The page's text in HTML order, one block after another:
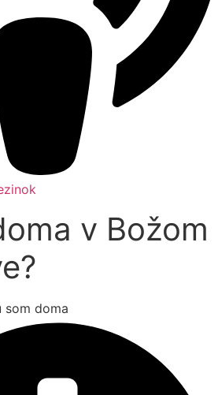
v Božom
som doma